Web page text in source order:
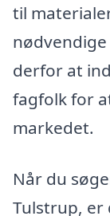
til
derfor at
fagfolk for
markedet.
Når du
Tulstrup, er